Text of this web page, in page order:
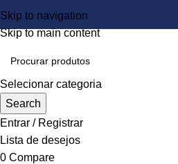
Skip to navigation
Skip to main content
Selecionar categoria
Search
Entrar / Registrar
Lista de desejos
0 Compare